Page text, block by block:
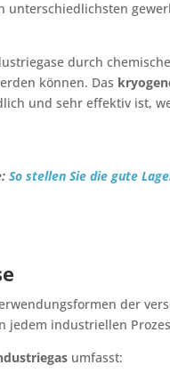
unterschiedlichsten
durch
können. Das
und sehr effektiv ist,
So stellen Sie die gute
der
jedem industriellen
umfasst: